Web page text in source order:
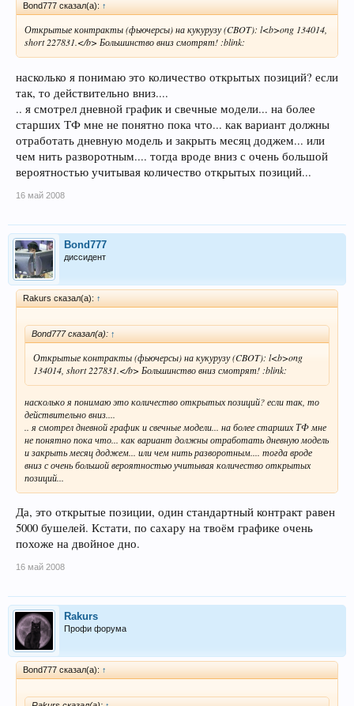
Bond777 сказал(а): ↑
Открытые контракты (фьючерсы) на кукурузу (CBOT): l<b>ong 134014,
short 227831.</b> Большинство вниз смотрят! :blink:
насколько я понимаю это количество открытых позиций? если
так, то действительно вниз....
.. я смотрел дневной график и свечные модели... на более
старших ТФ мне не понятно пока что... как вариант должны
отработать дневную модель и закрыть месяц доджем... или
чем нить разворотным.... тогда вроде вниз с очень большой
вероятностью учитывая количество открытых позиций...
16 май 2008
Bond777
диссидент
Rakurs сказал(а): ↑
Bond777 сказал(а): ↑
Открытые контракты (фьючерсы) на кукурузу (CBOT): l<b>ong
134014, short 227831.</b> Большинство вниз смотрят! :blink:
насколько я понимаю это количество открытых позиций? если так, то
действительно вниз....
.. я смотрел дневной график и свечные модели... на более старших ТФ мне
не понятно пока что... как вариант должны отработать дневную модель
и закрыть месяц доджем... или чем нить разворотным.... тогда вроде
вниз с очень большой вероятностью учитывая количество открытых
позиций...
Да, это открытые позиции, один стандартный контракт равен
5000 бушелей. Кстати, по сахару на твоём графике очень
похоже на двойное дно.
16 май 2008
Rakurs
Профи форума
Bond777 сказал(а): ↑